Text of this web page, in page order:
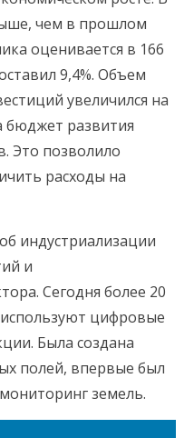
чем в прошлом
оценивается в 166
9,4%. Объем
увеличился на
бюджет развития
Это позволило
расходы на
индустриализации
и
Сегодня более 20
цифровые
Была создана
полей, впервые был
земель.